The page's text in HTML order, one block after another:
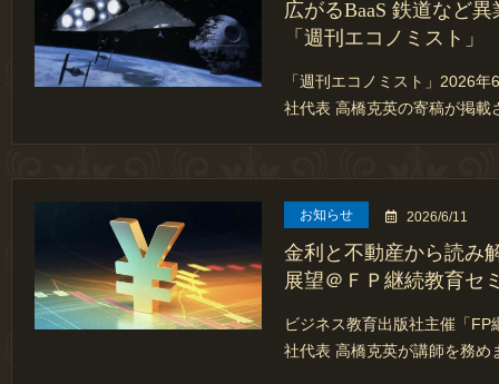
広がるBaaS 鉄道など
「週刊エコノミスト」
「週刊エコノミスト」2026
社代表 高橋克英の寄稿が掲
お知らせ 2026/6/11
金利と不動産から読み
展望＠ＦＰ継続教育セ
ビジネス教育出版社主催「
社代表 高橋克英が講師を務